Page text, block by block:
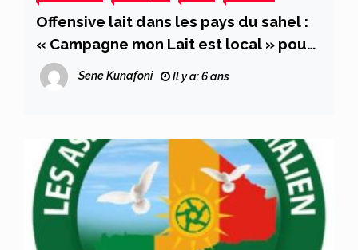
Offensive lait dans les pays du sahel :
« Campagne mon Lait est local » pour
la valorisation du lait local
Sene Kunafoni Il y a: 6 ans